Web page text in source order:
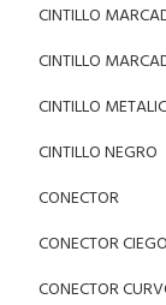
CINTILLO
CINTILLO
CINTILLO
CINTILLO NEGRO
CONECTOR
CONECTOR CIEGO
CONECTOR